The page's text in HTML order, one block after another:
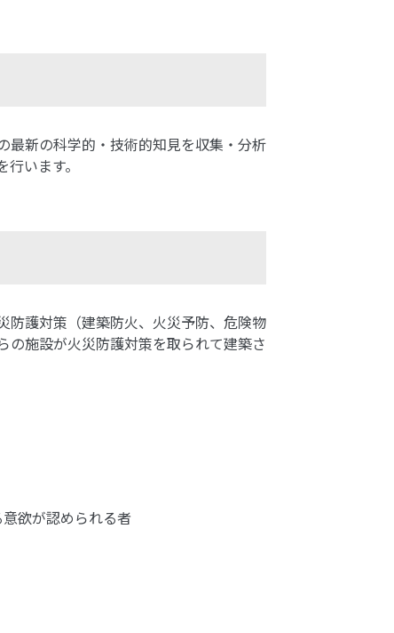
最新の科学的・技術的知見を収集・分析
います。
防護対策（建築防火、火災予防、危険物
施設が火災防護対策を取られて建築さ
欲が認められる者